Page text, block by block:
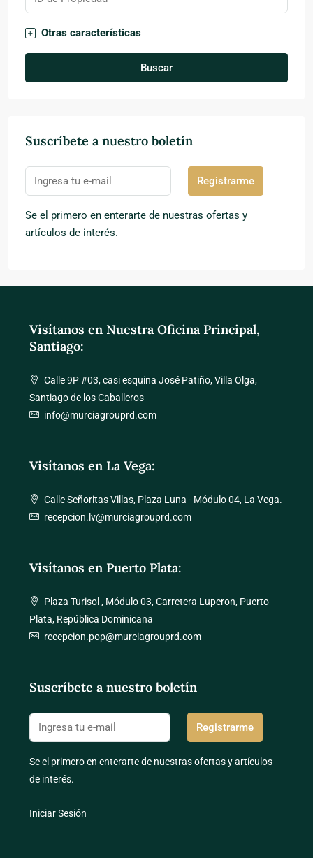
Otras características
Buscar
Suscríbete a nuestro boletín
Registrarme
Se el primero en enterarte de nuestras ofertas y
artículos de interés.
Visítanos en Nuestra Oficina Principal,
Santiago:
Calle 9P #03, casi esquina José Patiño, Villa Olga,
Santiago de los Caballeros
info@murciagrouprd.com
Visítanos en La Vega:
Calle Señoritas Villas, Plaza Luna - Módulo 04, La Vega.
recepcion.lv@murciagrouprd.com
Visítanos en Puerto Plata:
Plaza Turisol , Módulo 03, Carretera Luperon, Puerto
Plata, República Dominicana
recepcion.pop@murciagrouprd.com
Suscríbete a nuestro boletín
Registrarme
Se el primero en enterarte de nuestras ofertas y artículos
de interés.
Iniciar Sesión